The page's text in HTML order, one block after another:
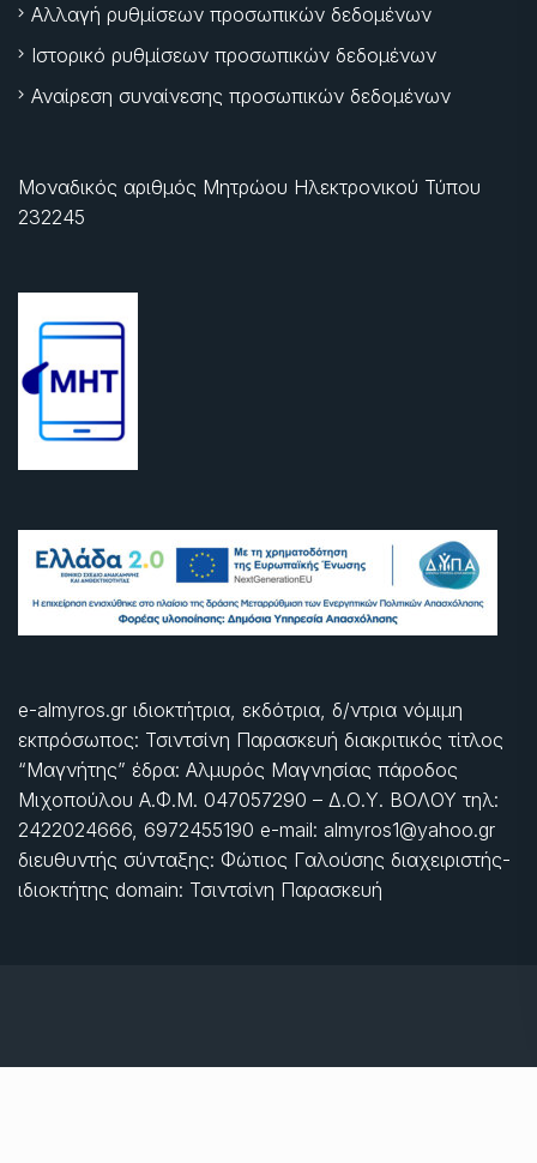
Αλλαγή ρυθμίσεων προσωπικών δεδομένων
Ιστορικό ρυθμίσεων προσωπικών δεδομένων
Αναίρεση συναίνεσης προσωπικών δεδομένων
Μοναδικός αριθμός Μητρώου Ηλεκτρονικού Τύπου
232245
e-almyros.gr ιδιοκτήτρια, εκδότρια, δ/ντρια νόμιμη
εκπρόσωπος: Τσιντσίνη Παρασκευή διακριτικός τίτλος
“Μαγνήτης” έδρα: Αλμυρός Μαγνησίας πάροδος
Μιχοπούλου Α.Φ.Μ. 047057290 – Δ.Ο.Υ. ΒΟΛΟΥ τηλ:
2422024666, 6972455190 e-mail: almyros1@yahoo.gr
διευθυντής σύνταξης: Φώτιος Γαλούσης διαχειριστής-
ιδιοκτήτης domain: Τσιντσίνη Παρασκευή